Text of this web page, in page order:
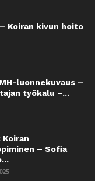
Koiran kivun hoito
luonnekuvaus –
työkalu –...
– Sofia